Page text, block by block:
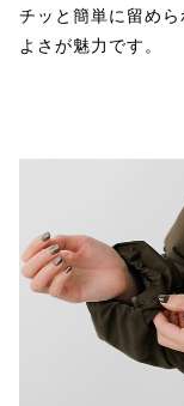
チッと簡単に留め
よさが魅力です。